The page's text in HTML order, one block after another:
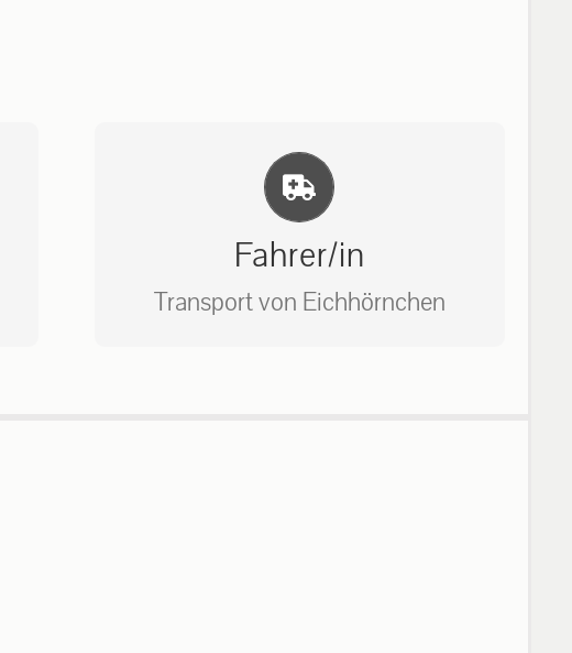
Fahrer/in
Transport von Eichhörnchen
Einlernung und Infos